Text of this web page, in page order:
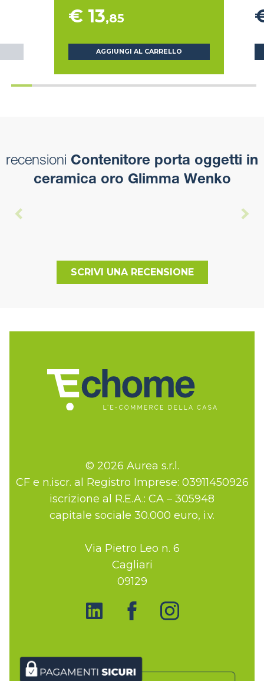
€ 13,85
AGGIUNGI AL CARRELLO
recensioni Contenitore porta oggetti in
ceramica oro Glimma Wenko
SCRIVI UNA RECENSIONE
© 2026 Aurea s.r.l.
CF e n.iscr. al Registro Imprese: 03911450926
iscrizione al R.E.A.: CA – 305948
capitale sociale 30.000 euro, i.v.
Via Pietro Leo n. 6
Cagliari
09129